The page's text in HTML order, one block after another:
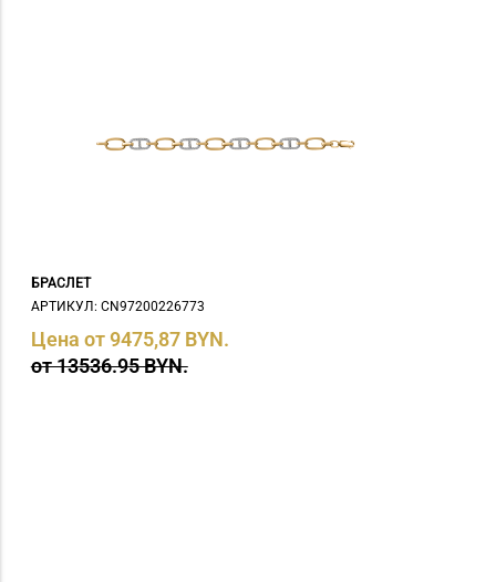
БРАСЛЕТ
АРТИКУЛ: СN97200226773
Цена от 9475,87 BYN.
от 13536.95 BYN.